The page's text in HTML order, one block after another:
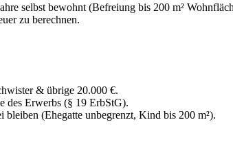
selbst bewohnt (Befreiung bis 200 m²
zu berechnen.
& übrige 20.000 €.
des Erwerbs (§ 19 ErbStG).
(Ehegatte unbegrenzt, Kind bis 200 m²).